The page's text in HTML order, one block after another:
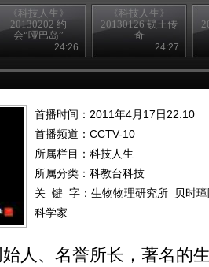
《科技人生》
20130202 约
会“哑巴岛”
24:26
《科技人生》
20130126 锁王传
奇
24:27
首播时间：2011年4月17日22:10
首播频道： CCTV-10
所属栏目： 科技人生
所属分类：科教台科技
关 键 字： 生物物理研究所
贝时
科学家
人、名誉所长，著名的